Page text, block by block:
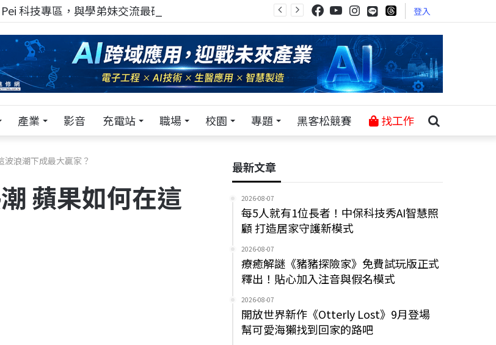
科技專區，與學弟妹交流最硬核的技術 登入
產業 影音 充電站 職場 校園 專題 黑客松競賽 找工作
浪潮下成最大贏家？
蘋果如何在這
最新文章
2026-08-07
每5人就有1位長者！中保科技秀AI智慧照
顧 打造居家守護新模式
2026-08-07
療癒解謎《豬豬探險家》免費試玩版正式
釋出！貼心加入注音與假名模式
2026-08-07
開放世界新作《Otterly Lost》9月登場
幫可愛海獺找到回家的路吧